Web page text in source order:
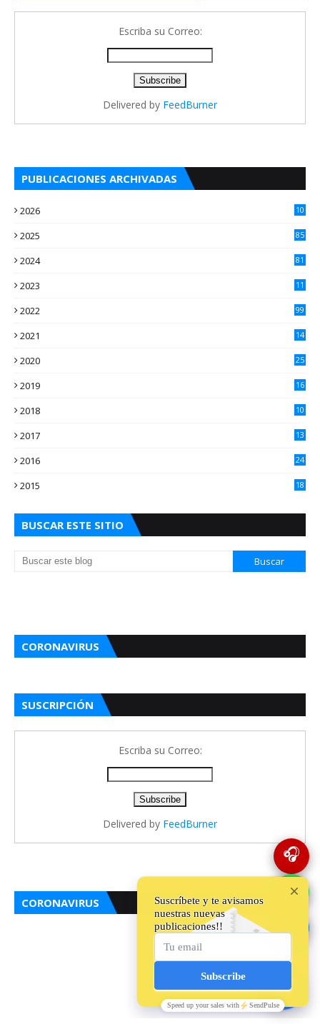
Escriba su Correo:
Delivered by FeedBurner
PUBLICACIONES ARCHIVADAS
2026
10
2025 85
2024 81
2023
11
2022 99
2021
14
2020
25
2019
16
2018
10
2017
13
2016
24
2015
18
BUSCAR ESTE SITIO
CORONAVIRUS
SUSCRIPCIÓN
Escriba su Correo:
Delivered by FeedBurner
CORONAVIRUS
🎧
💬
🔵